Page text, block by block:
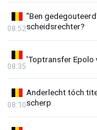
"Ben
scheidsrechter?
08:52
'Toptransfer Epolo
08:35
Anderlecht tóch
scherp
08:10